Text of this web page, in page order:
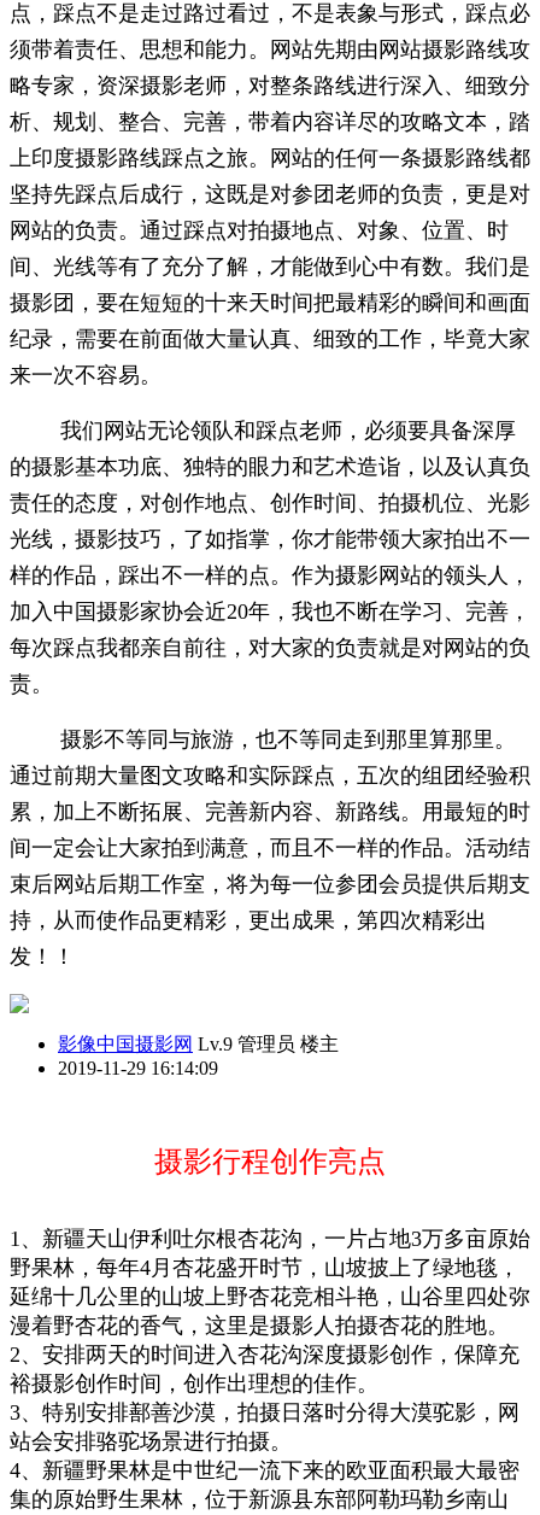
点，踩点不是走过路过看过，不是表象与形式，踩点必
须带着责任、思想和能力。网站先期由网站摄影路线攻
略专家，资深摄影老师，对整条路线进行深入、细致分
析、规划、整合、完善，带着内容详尽的攻略文本，踏
上印度摄影路线踩点之旅。网站的任何一条摄影路线都
坚持先踩点后成行，这既是对参团老师的负责，更是对
网站的负责。通过踩点对拍摄地点、对象、位置、时
间、光线等有了充分了解，才能做到心中有数。我们是
摄影团，要在短短的十来天时间把最精彩的瞬间和画面
纪录，需要在前面做大量认真、细致的工作，毕竟大家
来一次不容易。
我们网站无论领队和踩点老师，必须要具备深厚
的摄影基本功底、独特的眼力和艺术造诣，以及认真负
责任的态度，对创作地点、创作时间、拍摄机位、光影
光线，摄影技巧，了如指掌，你才能带领大家拍出不一
样的作品，踩出不一样的点。作为摄影网站的领头人，
加入中国摄影家协会近20年，我也不断在学习、完善，
每次踩点我都亲自前往，对大家的负责就是对网站的负
责。
摄影不等同与旅游，也不等同走到那里算那里。
通过前期大量图文攻略和实际踩点，五次的组团经验积
累，加上不断拓展、完善新内容、新路线。用最短的时
间一定会让大家拍到满意，而且不一样的作品。活动结
束后网站后期工作室，将为每一位参团会员提供后期支
持，从而使作品更精彩，更出成果，第四次精彩出
发！！
影像中国摄影网 Lv.9 管理员 楼主
2019-11-29 16:14:09
摄影行程创作亮点
1、新疆天山伊利吐尔根杏花沟，一片占地3万多亩原始
野果林，每年4月杏花盛开时节，山坡披上了绿地毯，
延绵十几公里的山坡上野杏花竞相斗艳，山谷里四处弥
漫着野杏花的香气，这里是摄影人拍摄杏花的胜地。
2、安排两天的时间进入杏花沟深度摄影创作，保障充
裕摄影创作时间 ，创作出理想的佳作。
3、特别安排鄯善沙漠 ，拍摄 日落时分得大漠驼影 ，网
站会安排骆驼场景进行拍摄。
4、新疆野果林是中世纪一流下来的欧亚面积最大最密
集的原始野生果林，位于新源县东部阿勒玛勒乡南山